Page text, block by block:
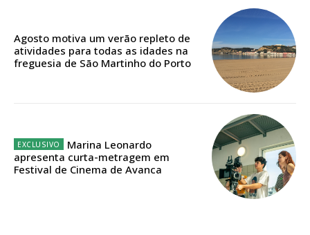
Acesso aos conteúdos Exclusivos para
assinantes
Agosto motiva um verão repleto de
atividades para todas as idades na
freguesia de São Martinho do Porto
Marina Leonardo
apresenta curta-metragem em
Festival de Cinema de Avanca